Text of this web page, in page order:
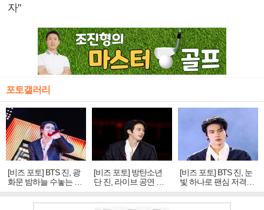
자"
포토갤러리
[비즈 포토] BTS 진, 광
화문 밤하늘 수놓는 '비
주얼 킹'의 열창
[비즈 포토] 방탄소년
단 진, 라이브 공연 중
빛나는 독보적 아우라
[비즈 포토] BTS 진, 눈
빛 하나로 팬심 저격…
독보적 카리스마